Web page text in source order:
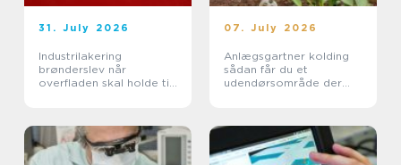
31. July 2026
Industrilakering
brønderslev når
overfladen skal holde til
07. July 2026
Anlægsgartner kolding
sådan får du et
udendørsområde der